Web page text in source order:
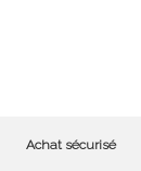
Achat sécurisé